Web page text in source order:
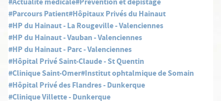
#Parcours Patient#Hôpitaux Privés du Hainaut
#HP du Hainaut - La Rougeville - Valenciennes
#HP du Hainaut - Vauban - Valenciennes
#HP du Hainaut - Parc - Valenciennes
#Hôpital Privé Saint-Claude - St Quentin
#Clinique Saint-Omer#Institut ophtalmique de Somain
#Hôpital Privé des Flandres - Dunkerque
#Clinique Villette - Dunkerque